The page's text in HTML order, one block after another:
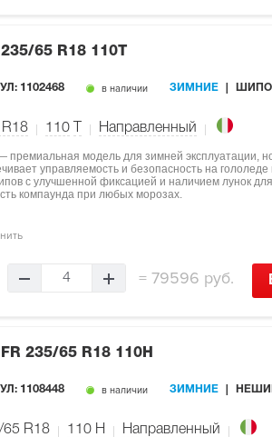
235/65 R18 110T
1102468 в наличии ЗИМНИЕ
110 Направленный
модель для зимней эксплуатации,
управляемость и безопасность на гололеде
с улучшенной фиксацией и наличием лунок
компаунда при любых морозах.
4 = 79596 руб.
235/65 R18 110H
1108448 в наличии ЗИМНИЕ
65 R18 110 H Направленный